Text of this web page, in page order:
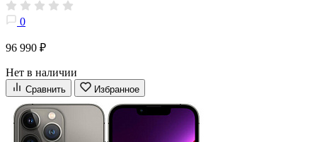
0
96 990 ₽
Нет в наличии
Сравнить Избранное